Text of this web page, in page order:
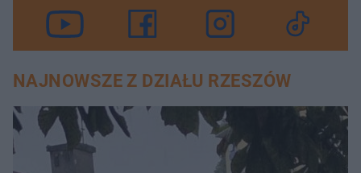
NAJNOWSZE Z DZIAŁU RZESZÓW